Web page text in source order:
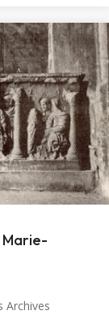
Archives